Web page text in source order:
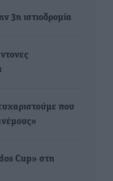
3η ιστιοδρομία
που
Cup» στη